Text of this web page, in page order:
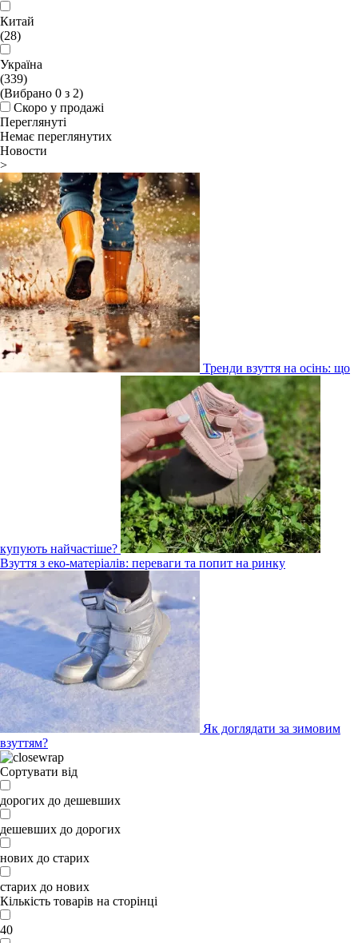
Китай
(28)
Україна
(339)
(Вибрано 0 з 2)
Скоро у продажі
Переглянуті
Немає переглянутих
Новости
>
Тренди взуття на осінь: що
купують найчастіше?
Взуття з еко-матеріалів: переваги та попит на ринку
Як доглядати за зимовим
взуттям?
Сортувати від
дорогих до дешевших
дешевших до дорогих
нових до старих
старих до нових
Кількість товарів на сторінці
40